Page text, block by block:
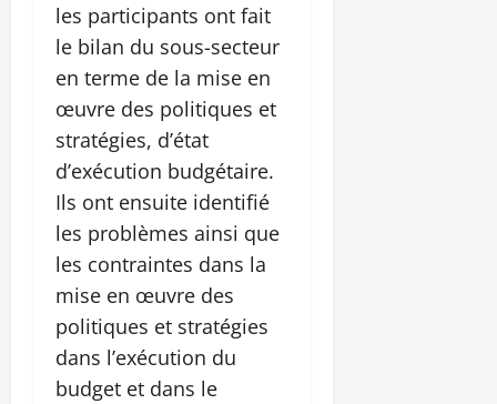
les participants ont fait
le bilan du sous-secteur
en terme de la mise en
œuvre des politiques et
stratégies, d’état
d’exécution budgétaire.
Ils ont ensuite identifié
les problèmes ainsi que
les contraintes dans la
mise en œuvre des
politiques et stratégies
dans l’exécution du
budget et dans le